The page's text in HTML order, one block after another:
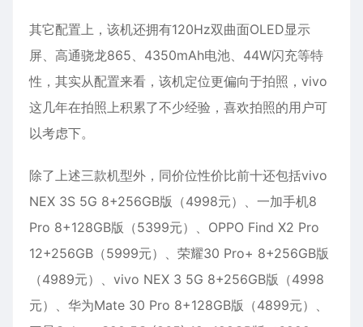
其它配置上，该机还拥有120Hz双曲面OLED显示
屏、高通骁龙865、4350mAh电池、44W闪充等特
性，其实从配置来看，该机定位更偏向于拍照，vivo
这几年在拍照上积累了不少经验，喜欢拍照的用户可
以考虑下。
除了上述三款机型外，同价位性价比前十还包括vivo
NEX 3S 5G 8+256GB版（4998元）、一加手机8
Pro 8+128GB版（5399元）、OPPO Find X2 Pro
12+256GB（5999元）、荣耀30 Pro+ 8+256GB版
（4989元）、vivo NEX 3 5G 8+256GB版（4998
元）、华为Mate 30 Pro 8+128GB版（4899元）、